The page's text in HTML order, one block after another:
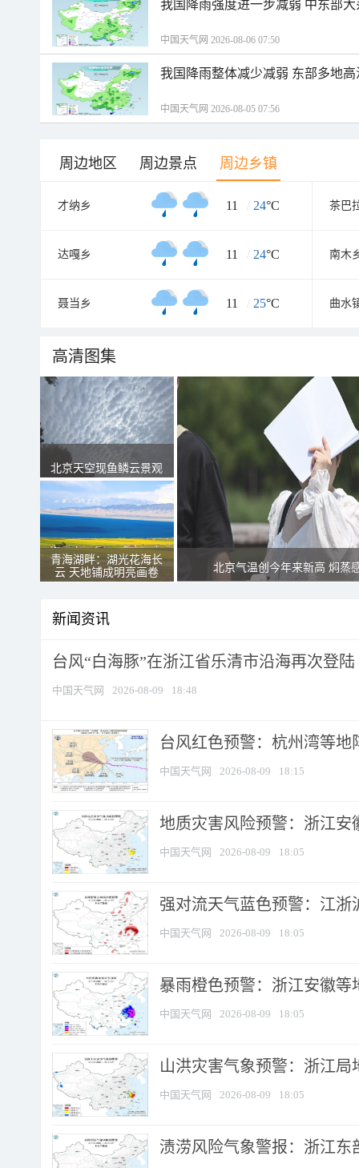
我国降雨强度进一步减弱 中东部
中国天气网 2026-08-06 07:50
我国降雨整体减少减弱 东部多地
中国天气网 2026-08-05 07:56
周边地区 周边景点 周边乡镇
才纳乡 11 / 24°C 茶巴
达嘎乡 11 / 24°C 南木
聂当乡 11 / 25°C 曲水
高清图集
北京天空现鱼鳞云景观
青海湖畔：湖光花海长
云 天地铺成明亮画卷
北京气温创今年来新高 焖蒸
新闻资讯
台风“白海豚”在浙江省乐清市沿海再次登陆
中国天气网 2026-08-09 18:48
台风红色预警：杭州湾等地
中国天气网 2026-08-09 18:15
地质灾害风险预警：浙江安
中国天气网 2026-08-09 18:05
强对流天气蓝色预警：江浙
中国天气网 2026-08-09 18:05
暴雨橙色预警：浙江安徽等
中国天气网 2026-08-09 18:05
山洪灾害气象预警：浙江
中国天气网 2026-08-09 18:05
渍涝风险气象警报：浙江